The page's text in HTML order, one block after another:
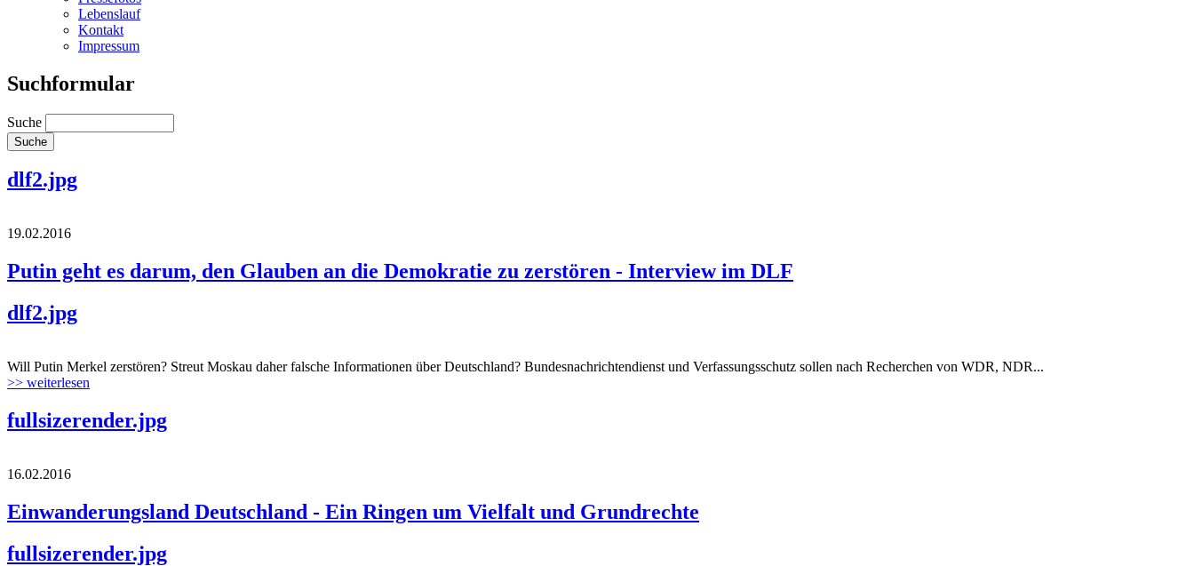
Lebenslauf
Kontakt
Impressum
Suchformular
Suche
dlf2.jpg
19.02.2016
Putin geht es darum, den Glauben an die Demokratie zu zerstören - Interview im DLF
dlf2.jpg
Will Putin Merkel zerstören? Streut Moskau daher falsche Informationen über Deutschland? Bundesnachrichtendienst und Verfassungsschutz sollen nach Recherchen von WDR, NDR...
>> weiterlesen
fullsizerender.jpg
16.02.2016
Einwanderungsland Deutschland - Ein Ringen um Vielfalt und Grundrechte
fullsizerender.jpg